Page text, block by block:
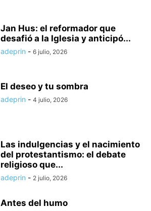
Jan Hus: el reformador que
desafió a la Iglesia y anticipó...
adeprin - 6 julio, 2026
El deseo y tu sombra
adeprin - 4 julio, 2026
Las indulgencias y el nacimiento
del protestantismo: el debate
religioso que...
adeprin - 2 julio, 2026
Antes del humo